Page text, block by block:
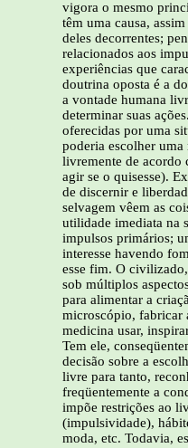
vigora o mesmo
têm uma causa,
deles decorrentes;
relacionados aos
experiências que
doutrina oposta é a
a vontade humana
determinar suas
oferecidas por uma
poderia escolher
livremente de acordo
agir se o quisesse).
de discernir e
selvagem vêem as
utilidade imediata na
impulsos primários;
interesse havendo
esse fim. O
sob múltiplos
para alimentar a
microscópio, fabricar
medicina usar,
Tem ele,
decisão sobre a
livre para tanto,
freqüentemente a
impõe restrições ao
(impulsividade),
moda, etc. Todavia,